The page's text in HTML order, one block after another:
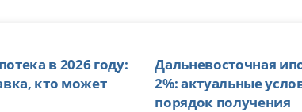
в 2026 году:
кто может
Дальневосточная
2%: актуальные
порядок получения